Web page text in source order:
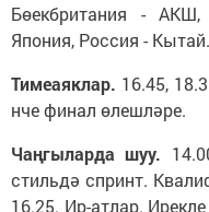
Бөекбритания -
Япония, Россия - Кытай.
Тимеаяклар. 16.45,
нче финал өлешләре.
Чаңгыларда шуу.
стильдә спринт.
16.25. Ир-атлар.